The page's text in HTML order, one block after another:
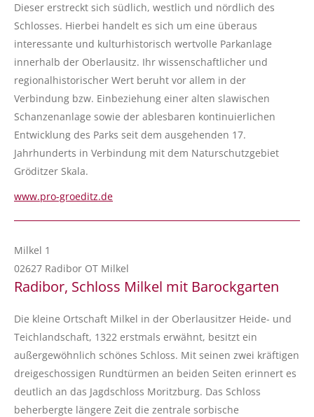
Dieser erstreckt sich südlich, westlich und nördlich des
Schlosses. Hierbei handelt es sich um eine überaus
interessante und kulturhistorisch wertvolle Parkanlage
innerhalb der Oberlausitz. Ihr wissenschaftlicher und
regionalhistorischer Wert beruht vor allem in der
Verbindung bzw. Einbeziehung einer alten slawischen
Schanzenanlage sowie der ablesbaren kontinuierlichen
Entwicklung des Parks seit dem ausgehenden 17.
Jahrhunderts in Verbindung mit dem Naturschutzgebiet
Gröditzer Skala.
www.pro-groeditz.de
Milkel 1
02627 Radibor OT Milkel
Radibor, Schloss Milkel mit Barockgarten
Die kleine Ortschaft Milkel in der Oberlausitzer Heide- und
Teichlandschaft, 1322 erstmals erwähnt, besitzt ein
außergewöhnlich schönes Schloss. Mit seinen zwei kräftigen
dreigeschossigen Rundtürmen an beiden Seiten erinnert es
deutlich an das Jagdschloss Moritzburg. Das Schloss
beherbergte längere Zeit die zentrale sorbische